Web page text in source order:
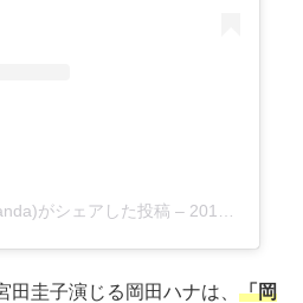
がシェアした投稿 – 2017年 2月月5日午後8時02分PST
圭子演じる岡田ハナは、 「岡